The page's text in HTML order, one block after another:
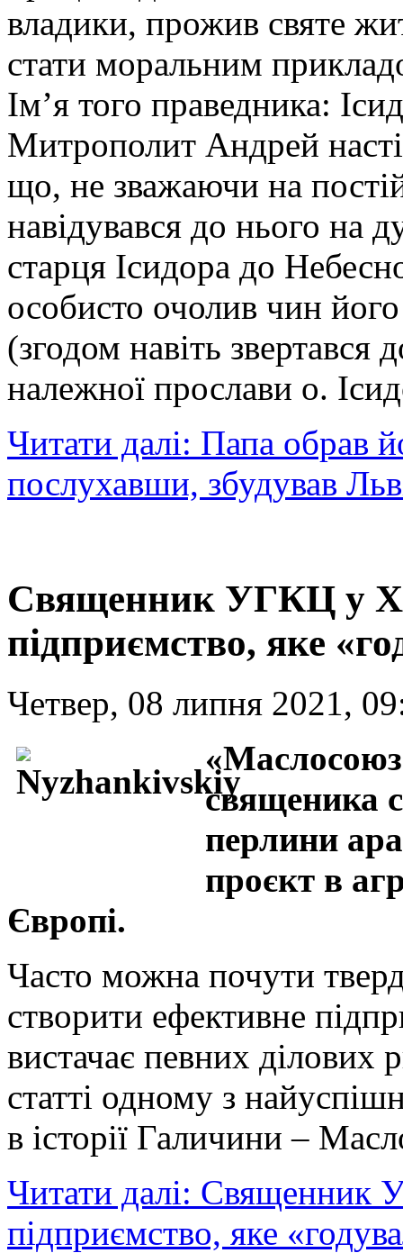
владики, прожив святе
стати моральним
Ім’я того праведника:
Митрополит Андрей
що, не зважаючи на
навідувався до нього на
старця Ісидора до
особисто очолив чин
(згодом навіть звертався
належної прослави о.
Читати далі: Папа обрав
послухавши, збудував
Священник УГКЦ у ХХ
підприємство, яке
Четвер, 08 липня 2021,
священика
перлини
проєкт в
Європі.
Часто можна почути
створити ефективне
вистачає певних ділових
статті одному з
в історії Галичини –
Читати далі: Священник
підприємство, яке